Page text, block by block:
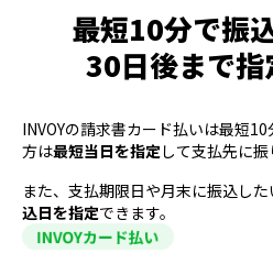
最短10分で振
30日後まで指
INVOYの請求書カード払いは最短
方は最短当日を指定 して支払先に振
また、支払期限日や月末に振込した
込日を指定できます。